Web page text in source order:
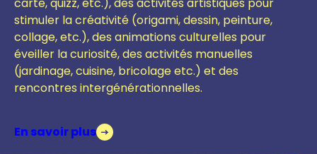
stimuler la créativité (origami, dessin, peinture,
collage, etc.), des animations culturelles pour
éveiller la curiosité, des activités manuelles
(jardinage, cuisine, bricolage etc.) et des
rencontres intergénérationnelles.
En savoir plus